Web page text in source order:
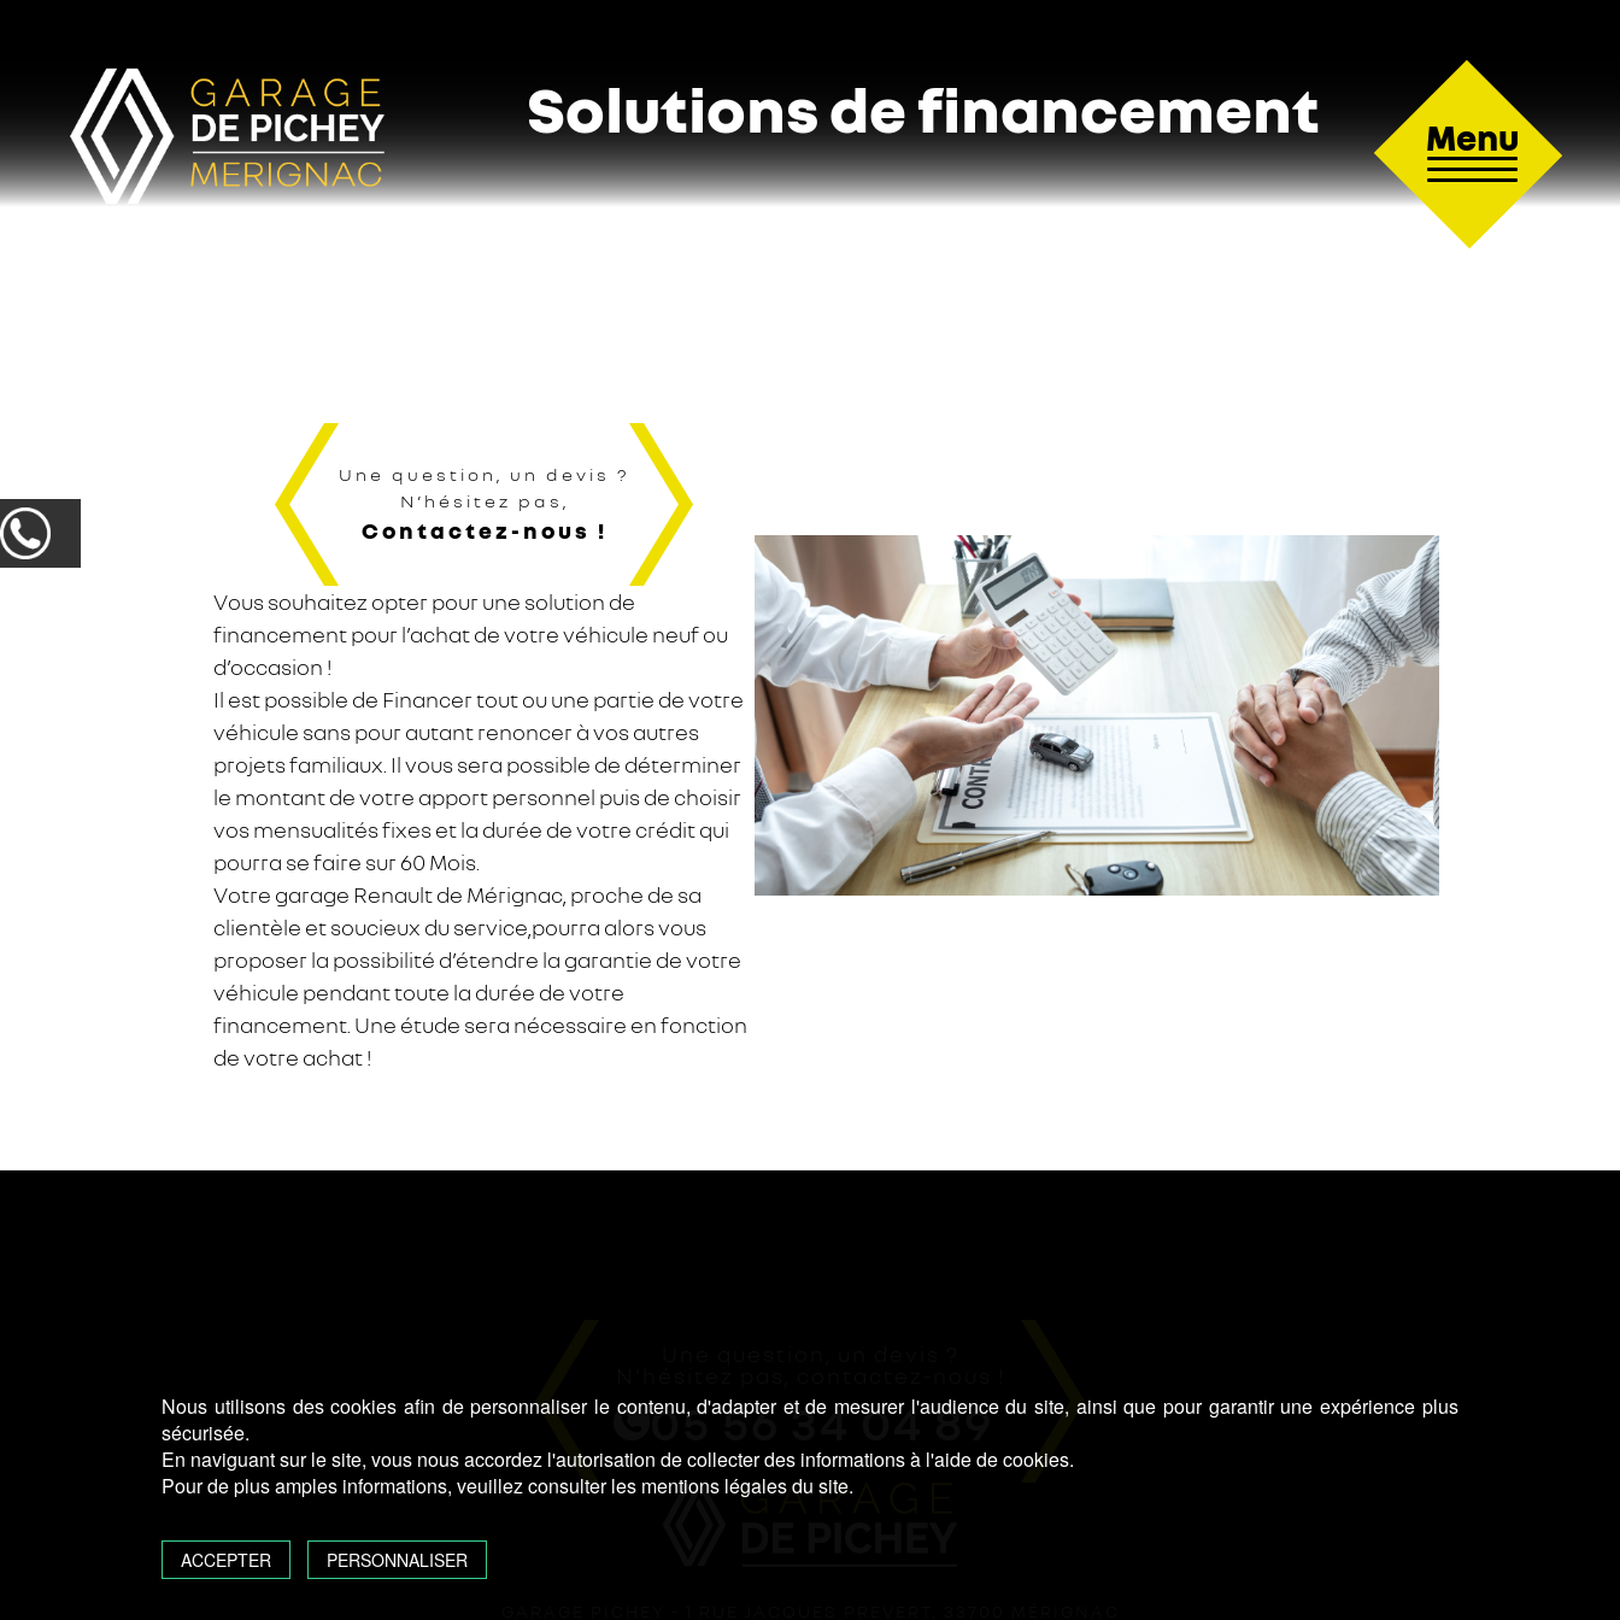
Solutions de financement Menu
Une question, un devis ?
N’hésitez pas,
Contactez-nous !
Vous souhaitez opter pour une solution de
financement pour l’achat de votre véhicule neuf ou
d’occasion !
Il est possible de Financer tout ou une partie de votre
véhicule sans pour autant renoncer à vos autres
projets familiaux. Il vous sera possible de déterminer
le montant de votre apport personnel puis de choisir
vos mensualités fixes et la durée de votre crédit qui
pourra se faire sur 60 Mois.
Votre garage Renault de Mérignac, proche de sa
clientèle et soucieux du service,pourra alors vous
proposer la possibilité d’étendre la garantie de votre
véhicule pendant toute la durée de votre
financement. Une étude sera nécessaire en fonction
de votre achat !
05 56 34 04 89
Nous utilisons des cookies afin de personnaliser le contenu, d'adapter et de mesurer l'audience du site, ainsi que pour garantir une expérience plus
sécurisée.
En naviguant sur le site, vous nous accordez l'autorisation de collecter des informations à l'aide de cookies.
Pour de plus amples informations, veuillez consulter les mentions légales du site.
ACCEPTER PERSONNALISER